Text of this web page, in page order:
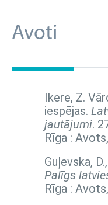
Avoti
Ikere, Z.
iespējas.
jautājumi.
Rīga :
Guļevska,
Palīgs
Rīga :